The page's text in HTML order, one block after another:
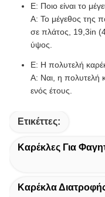
Ε: Ποιο είναι το
Α: Το μέγεθος της
σε πλάτος, 19,3in
ύψος.
Ε: Η πολυτελή
Α: Ναι, η πολυτελή
ενός έτους.
Ετικέττες:
Καρέκλες Για
Καρέκλα